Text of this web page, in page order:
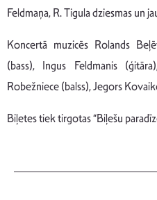
Feldmaņa, R. Tigula dziesmas un
Koncertā muzicēs Rolands
(bass), Ingus Feldmanis
Robežniece (balss), Jegors
Biļetes tiek tirgotas “Biļešu